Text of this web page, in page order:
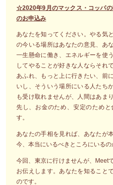
☆2020年9月のマックス・コッパの
のお申込み
あなたを知ってください。やる気
の今いる場所はあなたの意見、あ
一生懸命に働き、エネルギーを使
してやることが好きな人ならそれ
あふれ、もっと上に行きたい、前
いし、そういう場所にいる人たち
も受け取れませんが、人間はあま
先し、お金のため、安定のため
す。
あなたの手相を見れば、あなたが
今、本当にいるべきところにいるの
今回、東京に行けませんが、Meet
お伝えします。あなたを知ること
のです。